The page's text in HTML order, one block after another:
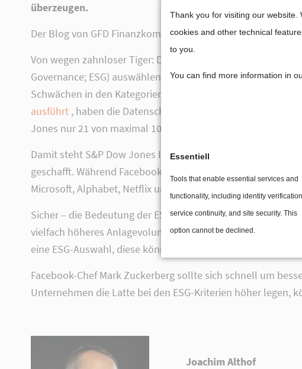
überzeugen.
Der Blog von GFD Finanzkommunikation über Exchange
Von wegen zahnloser Tiger: Die Kriterien der ETFs, die
Governance; ESG) auswählen, machen nicht vor großen
Schwächen in den Kategorien Soziales und
ausführt , haben die Datenschutz-Skandale zu einer
Jones nur 21 von maximal 100, viel zu wenig, um in den
Damit steht S&P Dow Jones Indices nicht alleine da.
geschafft. Während Facebook in der Standard-Variante des
Microsoft, Alphabet, Netflix und Adobe in den Top 15 des
Sicher – die Bedeutung der ESG-Indizes ist noch klein. An
vielfach höheres Anlagevolumen gekoppelt. Allerdings
eine ESG-Auswahl, diese könnten langfristig für Facebook
Facebook-Chef Mark Zuckerberg sollte sich schnell um
Unternehmen die Latte bei den ESG-Kriterien höher legen,
Joachim Althof
Cookie-
Thank you for visiting our
cookies and other technical
to you.
You can find more information in
Essentiell
Tools that enable essential services and
functionality, including identity
service continuity, and site security. This
option cannot be declined.